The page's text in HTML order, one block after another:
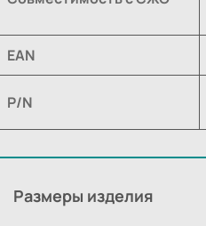
EAN
P/N
Размеры изделия